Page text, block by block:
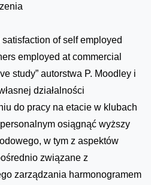
satisfaction of self employed
employed at commercial
study” autorstwa P. Moodley i
działalności
do pracy na etacie w klubach
osiągnąć wyższy
w tym z aspektów
związane z
zarządzania harmonogramem